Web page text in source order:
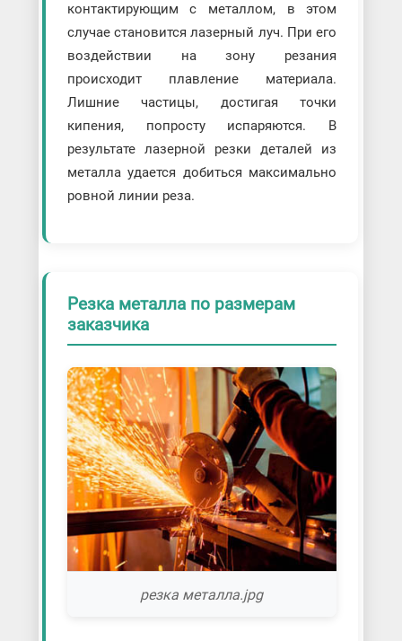
Резка бронзы
Резка и гибка алюминия
Резка меди
Резка нержавейки
Резка титана
Резка черной стали
Резка на отрезных станках
Резка дисково-отрезным станком
Резка ножовочно-отрезным станком
Резка ножницами
Резка ножовкой
Резка обушковой пилой
Резка поперечной пилой
Резка сабельными пилами
Резка спиральными пилами
Резка цепными пилами
Резка циркулярными пилами
Резка электролобзиком
Ручная лазерная резка
Ручная плазменная резка
контактирующим с металлом, в этом
случае становится лазерный луч. При его
воздействии на зону резания
происходит плавление материала.
Лишние частицы, достигая точки
кипения, попросту испаряются. В
результате лазерной резки деталей из
металла удается добиться максимально
ровной линии реза.
Резка металла по размерам
заказчика
резка металла.jpg